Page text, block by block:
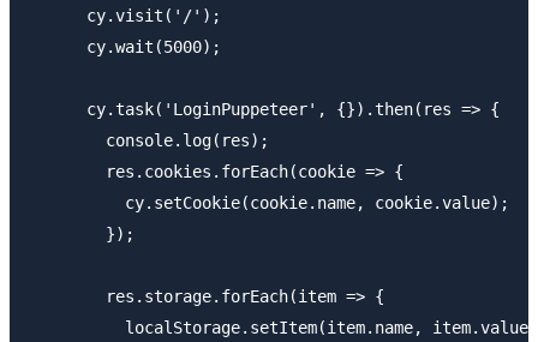
      cy.visit('/');
      cy.wait(5000);
      cy.task('LoginPuppeteer', {}).then(res => {
        console.log(res);
        res.cookies.forEach(cookie => {
          cy.setCookie(cookie.name, cookie.value);
        });
        res.storage.forEach(item => {
localStorage.setItem(item.name,